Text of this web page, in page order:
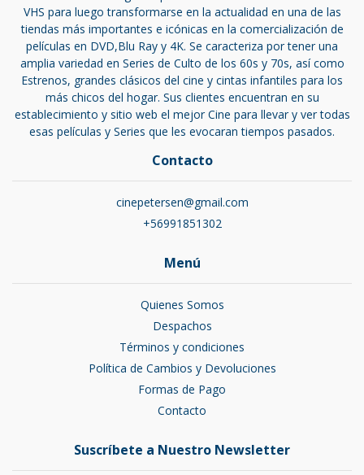
VHS para luego transformarse en la actualidad en una de las
tiendas más importantes e icónicas en la comercialización de
películas en DVD,Blu Ray y 4K. Se caracteriza por tener una
amplia variedad en Series de Culto de los 60s y 70s, así como
Estrenos, grandes clásicos del cine y cintas infantiles para los
más chicos del hogar. Sus clientes encuentran en su
establecimiento y sitio web el mejor Cine para llevar y ver todas
esas películas y Series que les evocaran tiempos pasados.
Contacto
cinepetersen@gmail.com
+56991851302
Menú
Quienes Somos
Despachos
Términos y condiciones
Política de Cambios y Devoluciones
Formas de Pago
Contacto
Suscríbete a Nuestro Newsletter